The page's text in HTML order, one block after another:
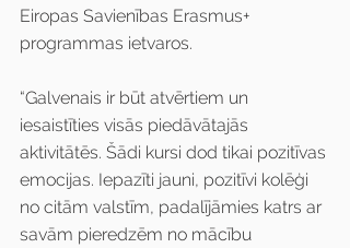
Eiropas Savienības Erasmus+
programmas ietvaros.
“Galvenais ir būt atvērtiem un
iesaistīties visās piedāvātajās
aktivitātēs. Šādi kursi dod tikai pozitīvas
emocijas. Iepazīti jauni, pozitīvi kolēģi
no citām valstīm, padalījāmies katrs ar
savām pieredzēm no mācību